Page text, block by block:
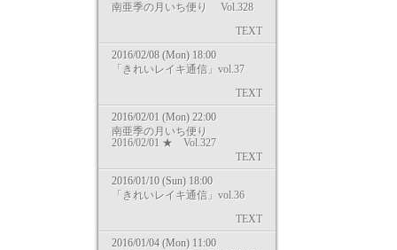
南亜季の月いち便り Vol.328
TEXT
2016/02/08 (Mon) 18:00
「きれいレイキ通信」vol.37
TEXT
2016/02/01 (Mon) 22:00
南亜季の月いち便り
2016/02/01 ★ Vol.327
TEXT
2016/01/10 (Sun) 18:00
「きれいレイキ通信」vol.36
TEXT
2016/01/04 (Mon) 11:00